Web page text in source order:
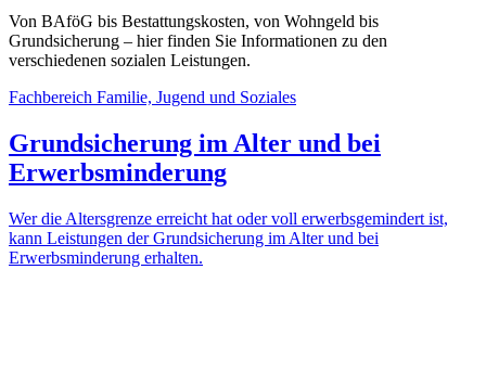
Von BAföG bis Bestattungskosten, von Wohngeld bis
Grundsicherung – hier finden Sie Informationen zu den
verschiedenen sozialen Leistungen.
Fachbereich Familie, Jugend und Soziales
Grundsicherung im Alter und bei
Erwerbsminderung
Wer die Altersgrenze erreicht hat oder voll erwerbsgemindert ist,
kann Leistungen der Grundsicherung im Alter und bei
Erwerbsminderung erhalten.